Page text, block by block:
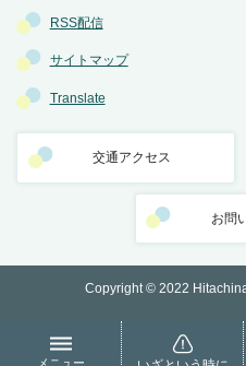
メニュー
RSS配信
サイトマップ
Translate
交通アクセス
お問
Copyright © 2022